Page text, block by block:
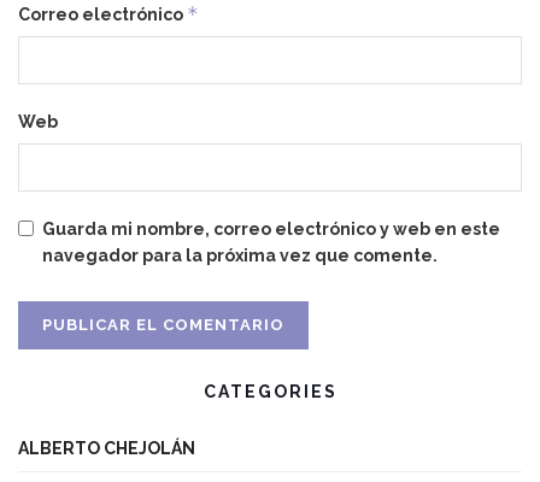
Correo electrónico *
Web
Guarda mi nombre, correo electrónico y web en este
navegador para la próxima vez que comente.
CATEGORIES
ALBERTO CHEJOLÁN